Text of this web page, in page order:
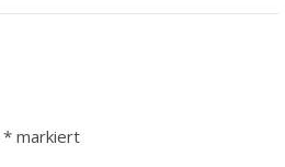
* markiert